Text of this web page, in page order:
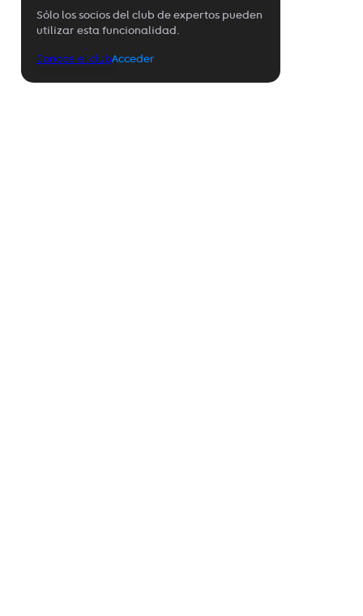
Sólo los socios del club de expertos pueden
utilizar esta funcionalidad.
Conoce el clubAcceder